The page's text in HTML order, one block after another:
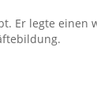
Er legte